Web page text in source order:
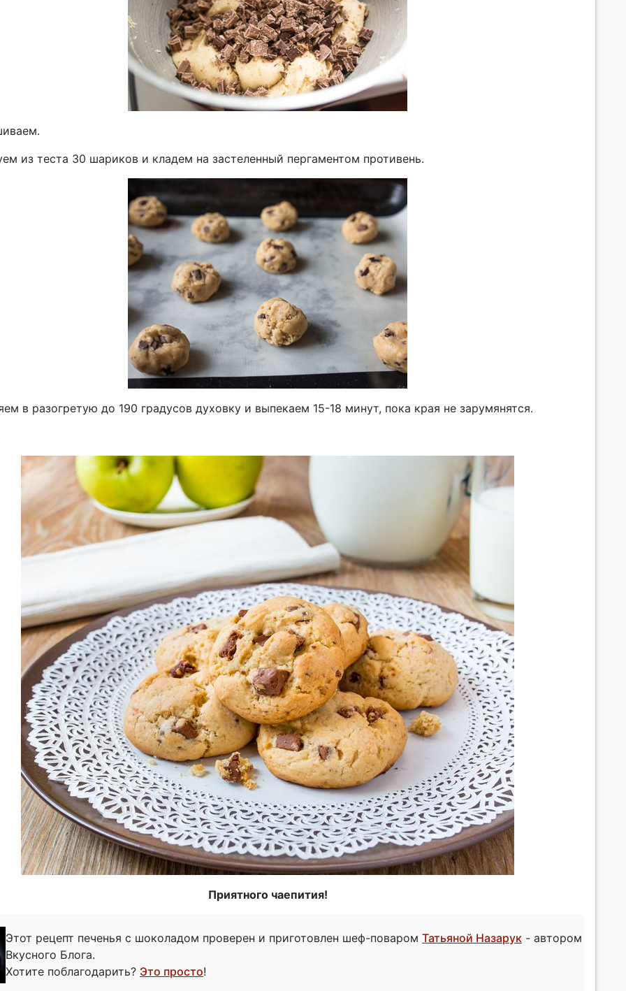
из теста 30 шариков и кладем на застеленный пергаментом противень.
в разогретую до 190 градусов духовку и выпекаем 15-18 минут, пока края не зарумянятся.
Приятного чаепития!
Этот рецепт печенья с шоколадом проверен и приготовлен шеф-поваром Татьяной Назарук - автором
Вкусного Блога.
Хотите поблагодарить? Это просто!